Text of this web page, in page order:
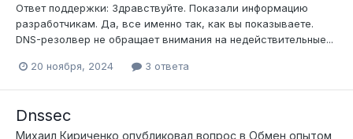
Ответ поддержки: Здравствуйте. Показали информацию
разработчикам. Да, все именно так, как вы показываете.
DNS-резолвер не обращает внимания на недействительные...
20 ноября, 2024 3 ответа
Dnssec
Михаил Кириченко опубликовал вопрос в Обмен опытом